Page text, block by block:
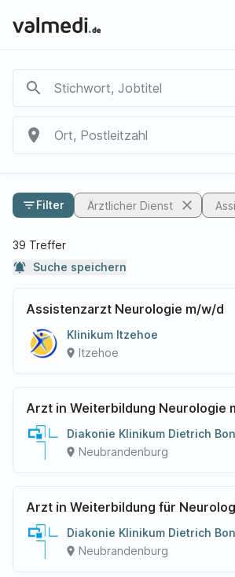
search Stichwort, Jobtitel
place Ort, Postleitzahl
filter_listFilter Ärztlicher Dienst close
39 Treffer
notifications_active Suche speichern
Assistenzarzt Neurologie m/w/d
Klinikum Itzehoe
place Itzehoe
Arzt in Weiterbildung Neurologie
Diakonie Klinikum Dietrich
place Neubrandenburg
Arzt in Weiterbildung für
Diakonie Klinikum Dietrich
place Neubrandenburg